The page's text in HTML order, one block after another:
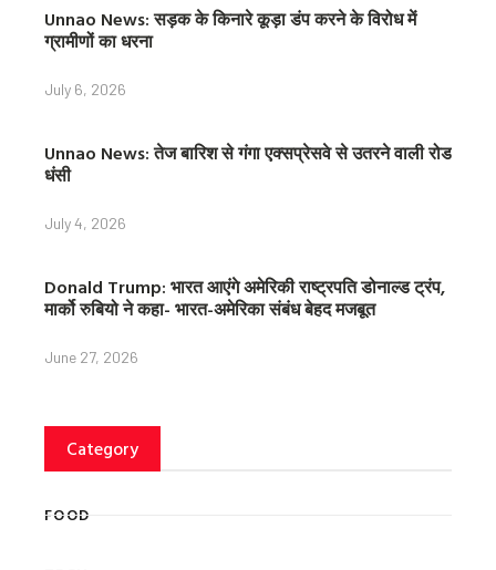
Unnao News: सड़क के किनारे कूड़ा डंप करने के विरोध में
ग्रामीणों का धरना
July 6, 2026
Unnao News: तेज बारिश से गंगा एक्सप्रेसवे से उतरने वाली रोड
धंसी
July 4, 2026
Donald Trump: भारत आएंगे अमेरिकी राष्ट्रपति डोनाल्ड ट्रंप,
मार्को रुबियो ने कहा- भारत-अमेरिका संबंध बेहद मजबूत
June 27, 2026
Category
FOOD